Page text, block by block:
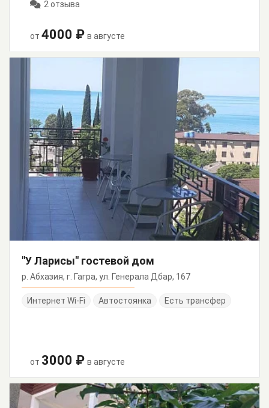
2 отзыва
от 4000 ₽ в августе
"У Ларисы" гостевой дом
р. Абхазия, г. Гагра, ул. Генерала Дбар, 167
Интернет Wi-Fi Автостоянка Есть трансфер
от 3000 ₽ в августе